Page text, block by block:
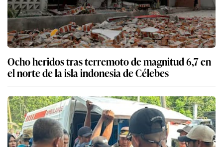
Ocho heridos tras terremoto de magnitud 6,7 en
el norte de la isla indonesia de Célebes